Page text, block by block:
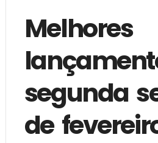
Melhores
segunda
de